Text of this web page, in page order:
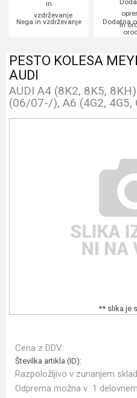
Nega in vzdrževanje
Dodatna
PESTO KOLESA
AUDI
AUDI A4 (8K2, 8K5,
(06/07-/), A6 (4G2,
** slika je
Cena z DDV:
Številka artikla (ID):
Razpoložljivo v zunanjem
Odprema možna v 1